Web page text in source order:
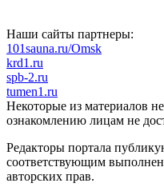
Наши сайты партнеры:
101sauna.ru/Omsk
krd1.ru
spb-2.ru
tumen1.ru
Некоторые из материалов
ознакомлению лицам не
Редакторы портала
соответствующим
авторских прав.